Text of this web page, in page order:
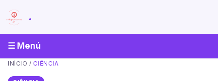
.
☰ Menú
INÍCIO / CIÊNCIA